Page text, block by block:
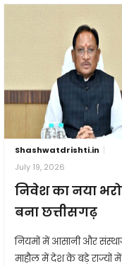
Shashwatdrishti.in
July 19, 2026
निवेश का नया
बना छत्तीसगढ़
नियमों में आसानी और
माहौल में देश के बड़े राज्यों